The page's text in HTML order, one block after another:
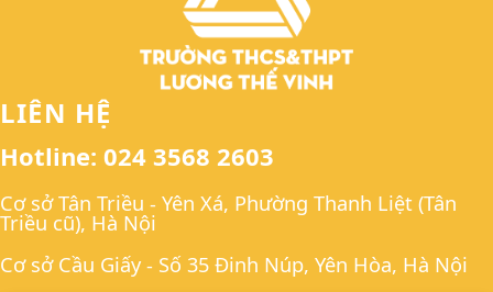
LIÊN HỆ
Hotline: 024 3568 2603
Cơ sở Tân Triều - Yên Xá, Phường Thanh Liệt (Tân
Triều cũ), Hà Nội
Cơ sở Cầu Giấy - Số 35 Đinh Núp, Yên Hòa, Hà Nội